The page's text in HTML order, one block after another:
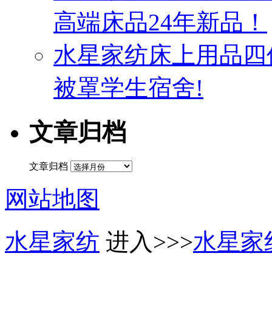
高端床品24年新品！
水星家纺床上用品
被罩学生宿舍!
文章归档
文章归档
网站地图
水星家纺 进入>>>水星家